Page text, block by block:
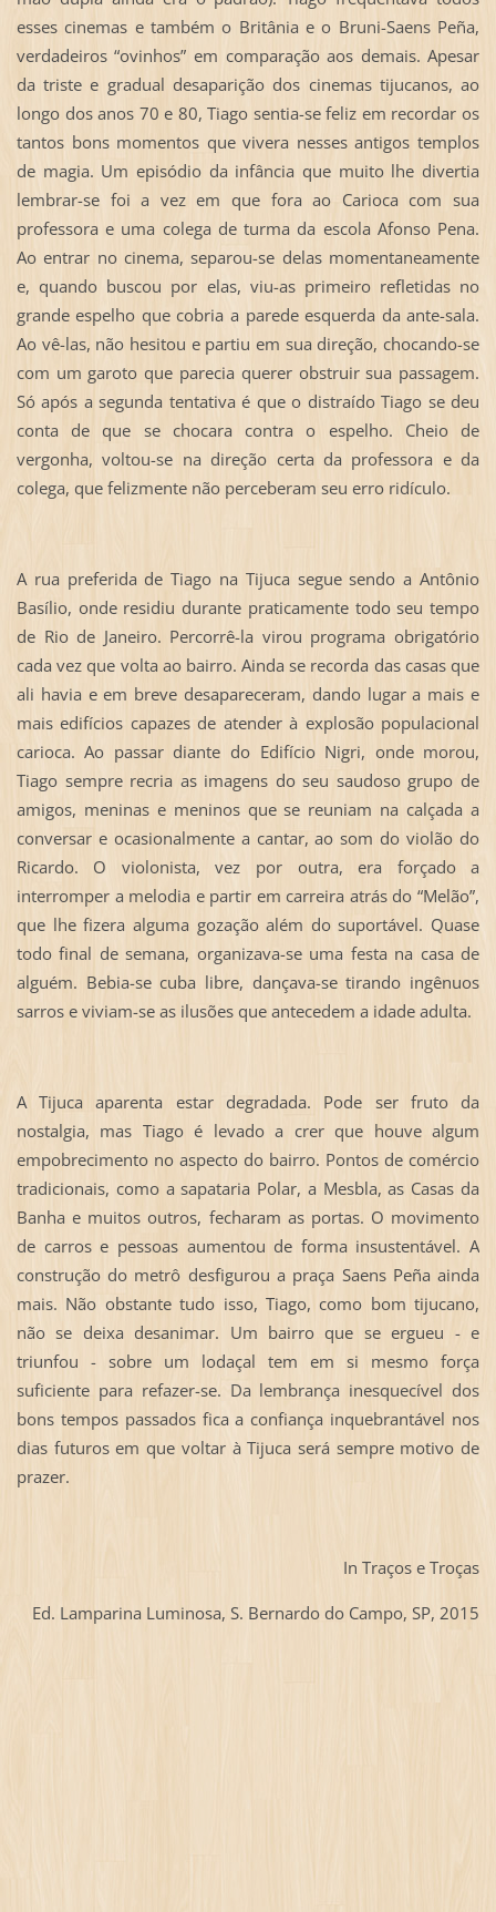
esses cinemas e também o Britânia e o Bruni-Saens Peña,
verdadeiros “ovinhos” em comparação aos demais. Apesar
da triste e gradual desaparição dos cinemas tijucanos, ao
longo dos anos 70 e 80, Tiago sentia-se feliz em recordar os
tantos bons momentos que vivera nesses antigos templos
de magia. Um episódio da infância que muito lhe divertia
lembrar-se foi a vez em que fora ao Carioca com sua
professora e uma colega de turma da escola Afonso Pena.
Ao entrar no cinema, separou-se delas momentaneamente
e, quando buscou por elas, viu-as primeiro refletidas no
grande espelho que cobria a parede esquerda da ante-sala.
Ao vê-las, não hesitou e partiu em sua direção, chocando-se
com um garoto que parecia querer obstruir sua passagem.
Só após a segunda tentativa é que o distraído Tiago se deu
conta de que se chocara contra o espelho. Cheio de
vergonha, voltou-se na direção certa da professora e da
colega, que felizmente não perceberam seu erro ridículo.
A rua preferida de Tiago na Tijuca segue sendo a Antônio
Basílio, onde residiu durante praticamente todo seu tempo
de Rio de Janeiro. Percorrê-la virou programa obrigatório
cada vez que volta ao bairro. Ainda se recorda das casas que
ali havia e em breve desapareceram, dando lugar a mais e
mais edifícios capazes de atender à explosão populacional
carioca. Ao passar diante do Edifício Nigri, onde morou,
Tiago sempre recria as imagens do seu saudoso grupo de
amigos, meninas e meninos que se reuniam na calçada a
conversar e ocasionalmente a cantar, ao som do violão do
Ricardo. O violonista, vez por outra, era forçado a
interromper a melodia e partir em carreira atrás do “Melão”,
que lhe fizera alguma gozação além do suportável. Quase
todo final de semana, organizava-se uma festa na casa de
alguém. Bebia-se cuba libre, dançava-se tirando ingênuos
sarros e viviam-se as ilusões que antecedem a idade adulta.
A Tijuca aparenta estar degradada. Pode ser fruto da
nostalgia, mas Tiago é levado a crer que houve algum
empobrecimento no aspecto do bairro. Pontos de comércio
tradicionais, como a sapataria Polar, a Mesbla, as Casas da
Banha e muitos outros, fecharam as portas. O movimento
de carros e pessoas aumentou de forma insustentável. A
construção do metrô desfigurou a praça Saens Peña ainda
mais. Não obstante tudo isso, Tiago, como bom tijucano,
não se deixa desanimar. Um bairro que se ergueu - e
triunfou - sobre um lodaçal tem em si mesmo força
suficiente para refazer-se. Da lembrança inesquecível dos
bons tempos passados fica a confiança inquebrantável nos
dias futuros em que voltar à Tijuca será sempre motivo de
prazer.
In Traços e Troças
Ed. Lamparina Luminosa, S. Bernardo do Campo, SP, 2015